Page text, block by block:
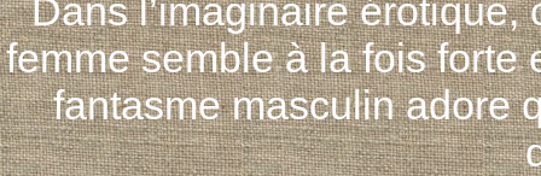
Dans l’imaginaire
femme semble à la fois forte
fantasme masculin adore